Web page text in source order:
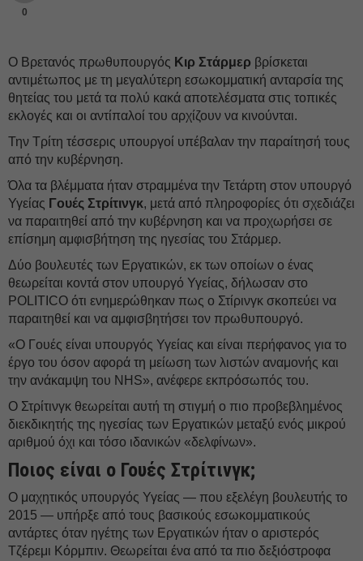
0
Ο Βρετανός πρωθυπουργός Κιρ Στάρμερ βρίσκεται
αντιμέτωπος με τη μεγαλύτερη εσωκομματική ανταρσία της
θητείας του μετά τα πολύ κακά αποτελέσματα στις τοπικές
εκλογές και οι αντίπαλοί του αρχίζουν να κινούνται.
Την Τρίτη τέσσερις υπουργοί υπέβαλαν την παραίτησή τους
από την κυβέρνηση.
Όλα τα βλέμματα ήταν στραμμένα την Τετάρτη στον υπουργό
Υγείας Γουές Στρίτινγκ, μετά από πληροφορίες ότι σχεδιάζει
να παραιτηθεί από την κυβέρνηση και να προχωρήσει σε
επίσημη αμφισβήτηση της ηγεσίας του Στάρμερ.
Δύο βουλευτές των Εργατικών, εκ των οποίων ο ένας
θεωρείται κοντά στον υπουργό Υγείας, δήλωσαν στο
POLITICO ότι ενημερώθηκαν πως ο Στίρινγκ σκοπεύει να
παραιτηθεί και να αμφισβητήσει τον πρωθυπουργό.
«Ο Γουές είναι υπουργός Υγείας και είναι περήφανος για το
έργο του όσον αφορά τη μείωση των λιστών αναμονής και
την ανάκαμψη του NHS», ανέφερε εκπρόσωπός του.
Ο Στρίτινγκ θεωρείται αυτή τη στιγμή ο πιο προβεβλημένος
διεκδικητής της ηγεσίας των Εργατικών μεταξύ ενός μικρού
αριθμού όχι και τόσο ιδανικών «δελφίνων».
Ποιος είναι ο Γουές Στρίτινγκ;
Ο μαχητικός υπουργός Υγείας — που εξελέγη βουλευτής το
2015 — υπήρξε από τους βασικούς εσωκομματικούς
αντάρτες όταν ηγέτης των Εργατικών ήταν ο αριστερός
Τζέρεμι Κόρμπιν. Θεωρείται ένα από τα πιο δεξιόστροφα